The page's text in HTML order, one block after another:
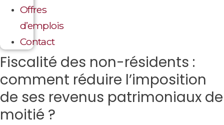
Offres
d’emplois
Contact
Fiscalité des non-résidents :
comment réduire l’imposition
de ses revenus patrimoniaux de
moitié ?